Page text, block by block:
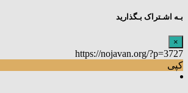
بـه اشـتراک بـگذارید
×
https://nojavan.org/?p=3727
کپی